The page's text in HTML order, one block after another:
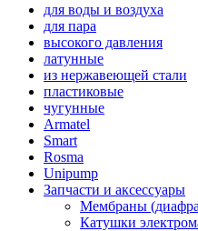
для воды и воздуха
для пара
высокого давления
латунные
из нержавеющей стали
пластиковые
чугунные
Armatel
Smart
Rosma
Unipump
Запчасти и аксессуары
Мембраны
Катушки